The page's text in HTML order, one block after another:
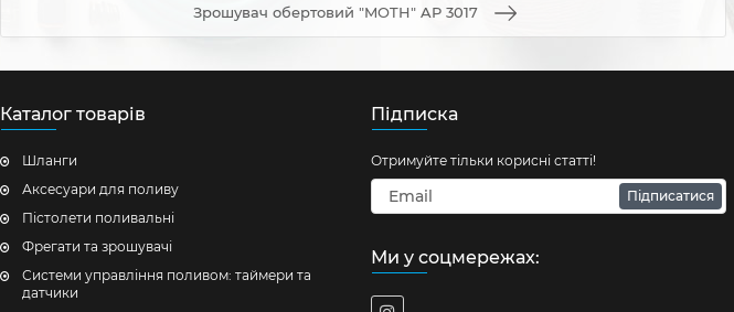
Зрошувач обертовий "MOTH" AP 3017
Каталог товарів
Шланги
Аксесуари для поливу
Пістолети поливальні
Фрегати та зрошувачі
Системи управління поливом: таймери та
датчики
Підписка
Отримуйте тільки корисні статті!
Підписатися
Ми у соцмережах: